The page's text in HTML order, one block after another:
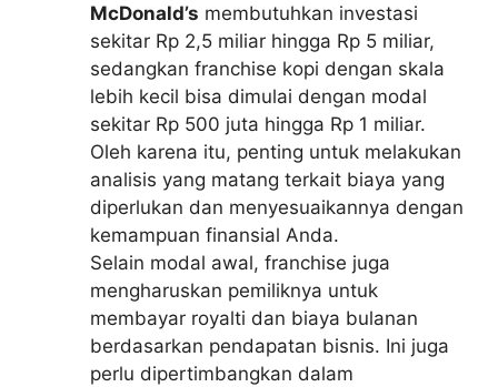
McDonald’s membutuhkan investasi
sekitar Rp 2,5 miliar hingga Rp 5 miliar,
sedangkan franchise kopi dengan skala
lebih kecil bisa dimulai dengan modal
sekitar Rp 500 juta hingga Rp 1 miliar.
Oleh karena itu, penting untuk melakukan
analisis yang matang terkait biaya yang
diperlukan dan menyesuaikannya dengan
kemampuan finansial Anda.
Selain modal awal, franchise juga
mengharuskan pemiliknya untuk
membayar royalti dan biaya bulanan
berdasarkan pendapatan bisnis. Ini juga
perlu dipertimbangkan dalam